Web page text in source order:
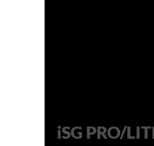
iSG PRO/